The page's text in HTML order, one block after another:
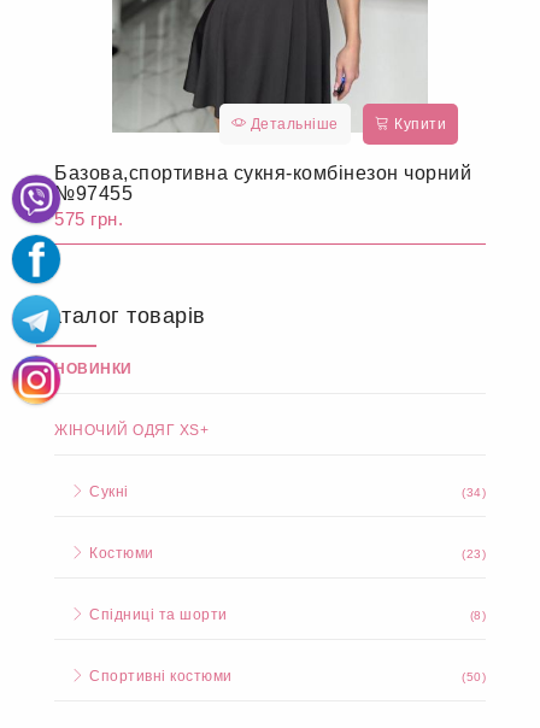
Детальніше Купити
Базова,спортивна сукня-комбінезон чорний
№97455
575 грн.
Каталог товарів
НОВИНКИ
ЖІНОЧИЙ ОДЯГ XS+
Сукні (34)
Костюми (23)
Спідниці та шорти (8)
Спортивні костюми (50)